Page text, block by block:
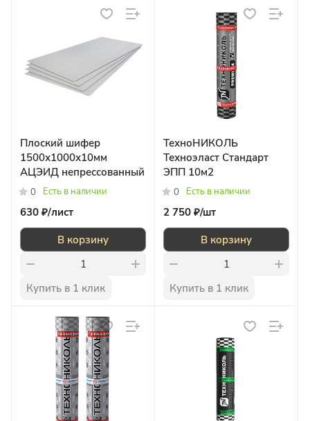
Плоский шифер
1500х1000х10мм
АЦЭИД непрессованный
0 Есть в наличии
630 ₽/лист
В корзину
Купить в 1 клик
ТехноНИКОЛЬ
Техноэласт Стандарт
ЭПП 10м2
0 Есть в наличии
2 750 ₽/шт
В корзину
Купить в 1 клик